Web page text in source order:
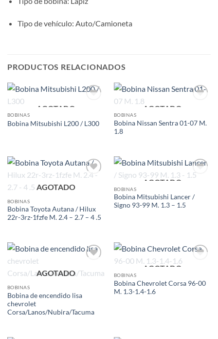
Tipo de vehículo: Auto/Camioneta
PRODUCTOS RELACIONADOS
AGOTADO
BOBINAS
Bobina Mitsubishi L200 / L300
AGOTADO
BOBINAS
Bobina Nissan Sentra 01-07 M.
1.8
AGOTADO
BOBINAS
Bobina Toyota Autana / Hilux
22r-3rz-1fzfe M. 2.4 – 2.7 – 4 .5
AGOTADO
BOBINAS
Bobina Mitsubishi Lancer /
Signo 93-99 M. 1.3 – 1.5
wishlist
AGOTADO
BOBINAS
Bobina de encendido lisa
chevrolet
Corsa/Lanos/Nubira/Tacuma
AGOTADO
BOBINAS
Bobina Chevrolet Corsa 96-00
M. 1.3-1.4-1.6